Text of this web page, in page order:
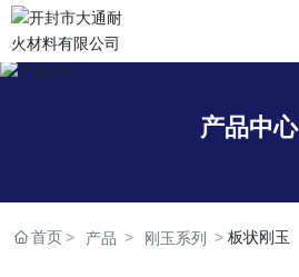
产品中心
首页 产品 刚玉系列 板状刚玉